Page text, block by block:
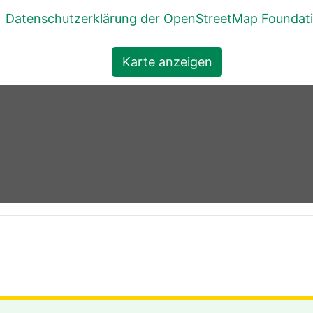
Datenschutzerklärung der OpenStreetMap
Karte anzeigen